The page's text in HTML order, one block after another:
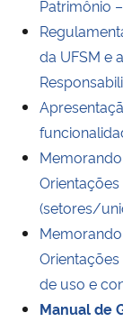
Patrimônio
da UFSM e
(setores/
de uso e
Manual de